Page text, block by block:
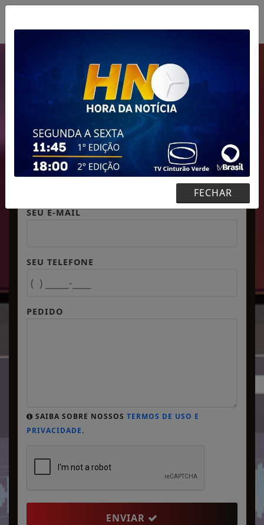
FECHAR
PEÇA SUA MÚSICA
PARTICIPE DA NOSSA PROGRAMAÇÃO
E DEIXE NOSSA PLAYLIST A SUA CARA
SEU NOME
SEU E-MAIL
SEU TELEFONE
PEDIDO
SAIBA SOBRE NOSSOS TERMOS DE USO E
PRIVACIDADE.
ENVIAR